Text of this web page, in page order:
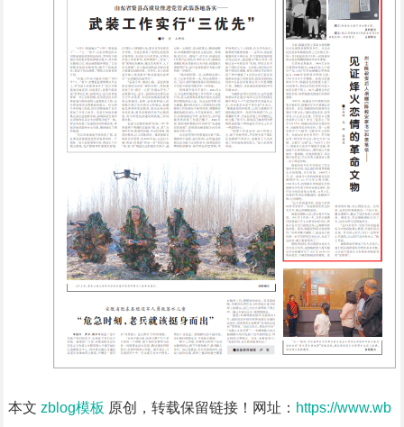
本文 zblog模板 原创，转载保留链接！网址： https://www.wb